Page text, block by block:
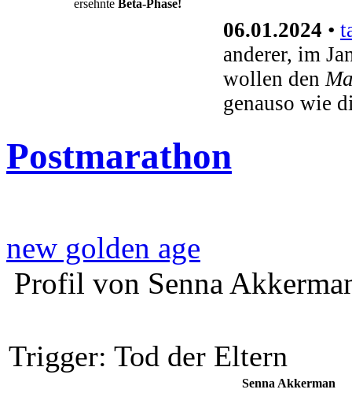
ersehnte Beta-Phase!
06.01.2024 •
anderer, im
wollen den
genauso wie
Postmarathon
new golden age
Profil von Senna
Trigger: Tod der Eltern
Senna Akkerman